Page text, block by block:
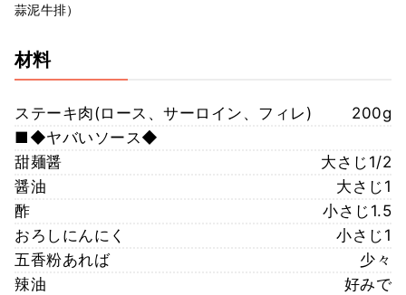
蒜泥牛排）
材料
ステーキ肉(ロース、サーロイン、フィレ)
200g
■◆ヤバいソース◆
甜麺醤
大さじ1/2
醤油
大さじ1
酢
小さじ1.5
おろしにんにく
小さじ1
五香粉あれば
少々
辣油
好みで